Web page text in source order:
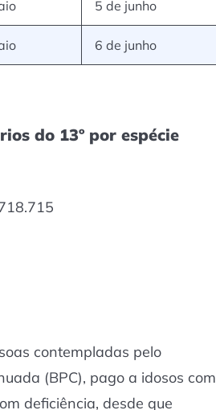
5 de junho
6 de junho
do 13º por espécie
contempladas pelo
(BPC), pago a idosos com
deficiência, desde que